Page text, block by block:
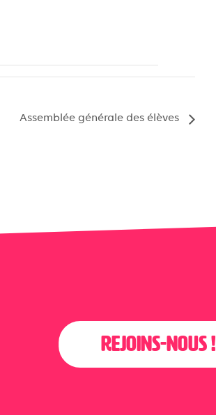
Assemblée générale des élèves
Rejoins-nous !